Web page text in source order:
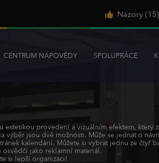
Názory (15)
CENTRUM NÁPOVĚDY SPOLUPRÁCE
provedení a vizuálním efektem, který
jsou dvě možnosti. Může se jednat o
kalendárií. Můžete si vybrat jednu ze čtyř
osvědčí jako reklamní materiál.
si lepší organizaci!